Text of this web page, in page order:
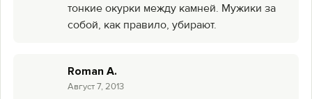
тонкие окурки между камней. Мужики за
собой, как правило, убирают.
Roman A.
Август 7, 2013